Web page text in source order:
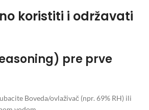
koristiti i održavati
pre prve
Boveda/ovlaživač (npr. 69% RH) ili